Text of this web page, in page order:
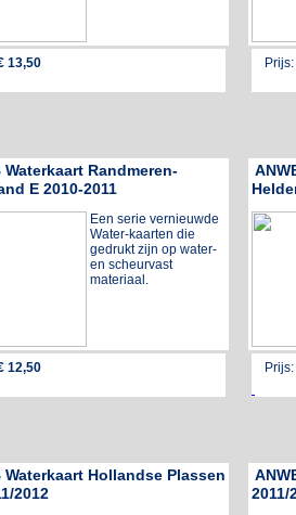
13,50 Prijs:
Waterkaart Randmeren-
E 2010-2011
Een serie vernieuwde
Water-kaarten die
gedrukt zijn op water-
en scheurvast
materiaal.
12,50 Prijs:
Waterkaart Hollandse Plassen
2012
2011/